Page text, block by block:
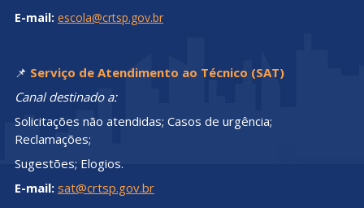
E-mail: escola@crtsp.gov.br
📌 Serviço de Atendimento ao Técnico (SAT)
Canal destinado a:
Solicitações não atendidas; Casos de urgência;
Reclamações;
Sugestões; Elogios.
E-mail: sat@crtsp.gov.br